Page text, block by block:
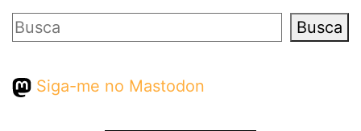
Pesquisar Busca
Siga-me no Mastodon